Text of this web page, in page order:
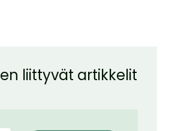
liittyvät artikkelit